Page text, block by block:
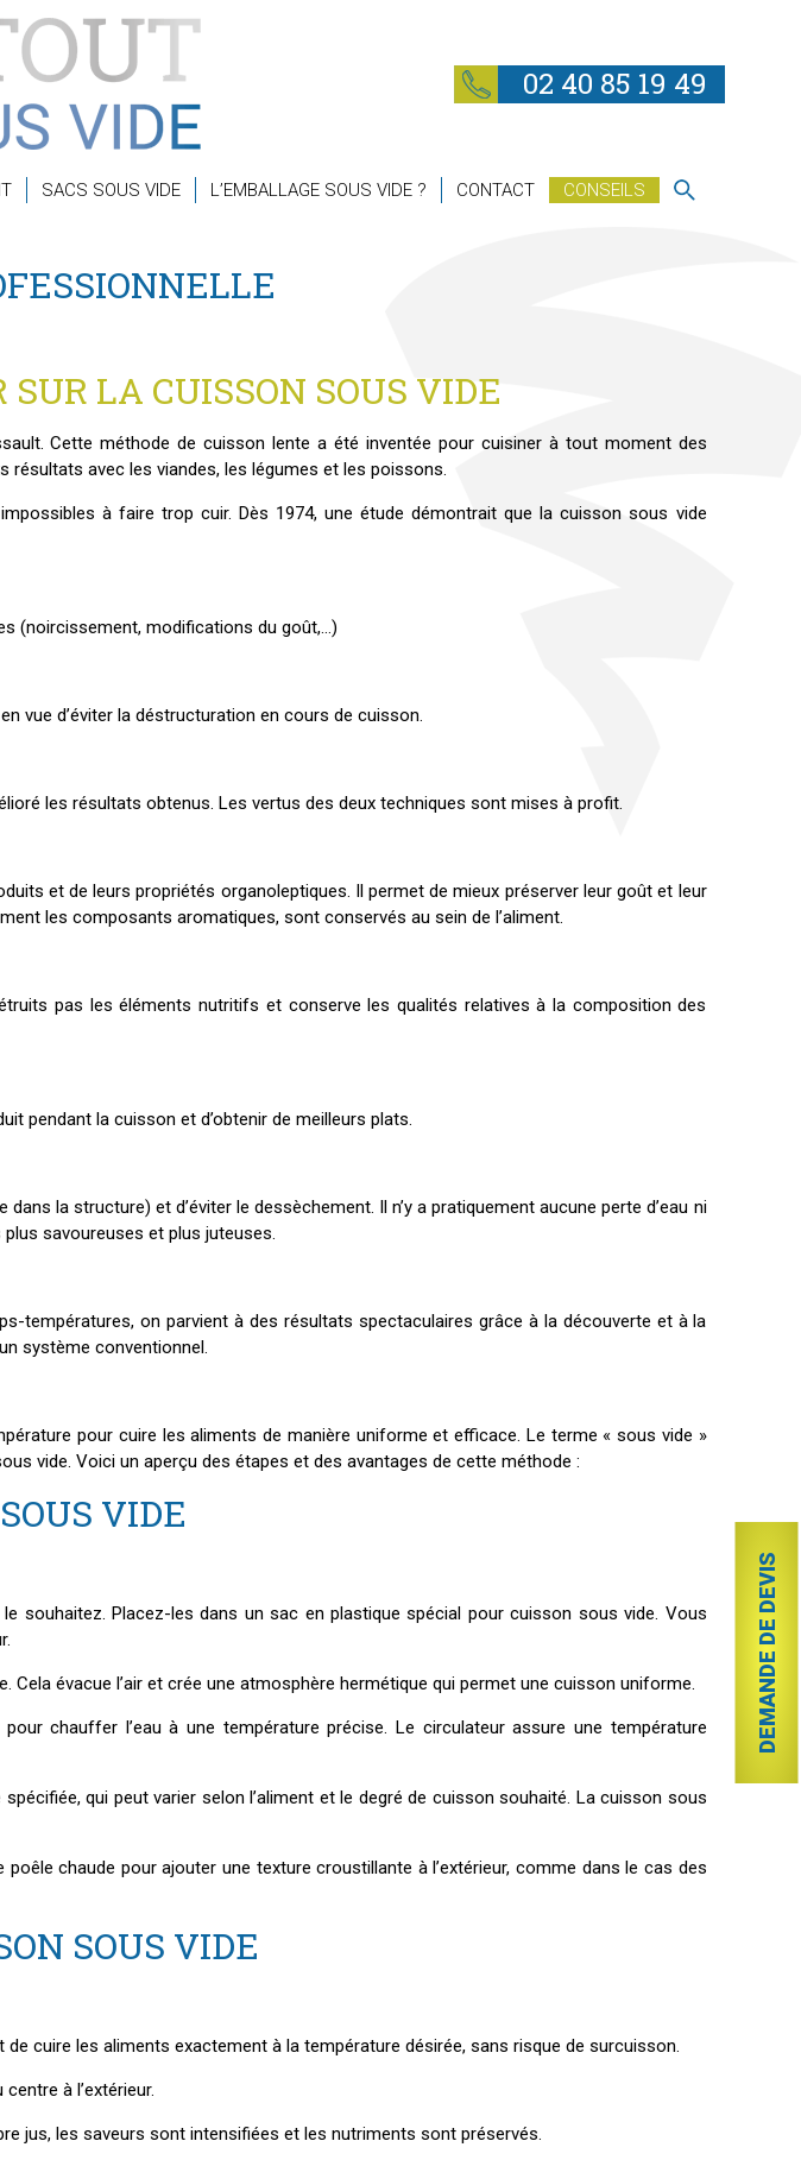
DEMANDE DE DEVIS
02 40 85 19 49
SACS SOUS VIDE L’EMBALLAGE SOUS VIDE ? CONTACT CONSEILS
SUR LA CUISSON SOUS VIDE
Cette méthode de cuisson lente a été inventée pour cuisiner à tout moment des
résultats avec les viandes, les légumes et les poissons.
à faire trop cuir. Dès 1974, une étude démontrait que la cuisson sous vide
(noircissement, modifications du goût,…)
vue d’éviter la déstructuration en cours de cuisson.
les résultats obtenus. Les vertus des deux techniques sont mises à profit.
et de leurs propriétés organoleptiques. Il permet de mieux préserver leur goût et leur
les composants aromatiques, sont conservés au sein de l’aliment.
pas les éléments nutritifs et conserve les qualités relatives à la composition des
pendant la cuisson et d’obtenir de meilleurs plats.
la structure) et d’éviter le dessèchement. Il n’y a pratiquement aucune perte d’eau ni
savoureuses et plus juteuses.
températures, on parvient à des résultats spectaculaires grâce à la découverte et à la
système conventionnel.
pour cuire les aliments de manière uniforme et efficace. Le terme « sous vide »
vide. Voici un aperçu des étapes et des avantages de cette méthode :
VIDE
souhaitez. Placez-les dans un sac en plastique spécial pour cuisson sous vide. Vous
Cela évacue l’air et crée une atmosphère hermétique qui permet une cuisson uniforme.
chauffer l’eau à une température précise. Le circulateur assure une température
qui peut varier selon l’aliment et le degré de cuisson souhaité. La cuisson sous
chaude pour ajouter une texture croustillante à l’extérieur, comme dans le cas des
SOUS VIDE
cuire les aliments exactement à la température désirée, sans risque de surcuisson.
à l’extérieur.
jus, les saveurs sont intensifiées et les nutriments sont préservés.